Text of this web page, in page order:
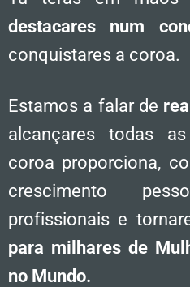
destacares num
conquistares a coroa.
Estamos a falar de
alcançares todas
coroa proporciona,
crescimento
profissionais e
para milhares de
no Mundo.